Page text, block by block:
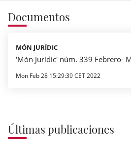
Documentos
MÓN JURÍDIC
'Món Jurídic' núm. 339 Febrero-
Mon Feb 28 15:29:39 CET 2022
Últimas publicaciones